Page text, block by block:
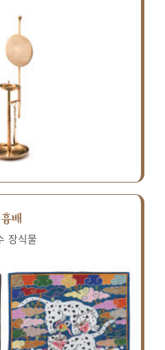
흉배
장식물